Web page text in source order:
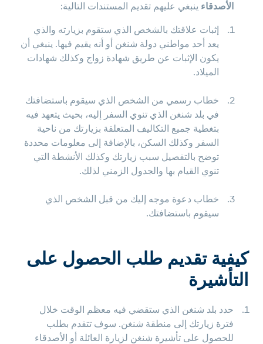
الأصدقاء ينبغي عليهم تقديم المستندات التالية:
إثبات علاقتك بالشخص الذي ستقوم بزيارته والذي
يعد أحد مواطني دولة شنغن أو أنه يقيم فيها. ينبغي أن
يكون الإثبات عن طريق شهادة زواج وكذلك شهادات
الميلاد.
خطاب رسمي من الشخص الذي سيقوم باستضافتك
في بلد شنغن الذي تنوي السفر إليه، بحيث يتعهد فيه
بتغطية جميع التكاليف المتعلقة بزيارتك من ناحية
السفر وكذلك السكن، بالإضافة إلى معلومات محددة
توضح بالتفصيل سبب زيارتك وكذلك الأنشطة التي
تنوي القيام بها والجدول الزمني لذلك.
خطاب دعوة موجه إليك من قبل الشخص الذي
سيقوم باستضافتك.
كيفية تقديم طلب الحصول على
التأشيرة
حدد بلد شنغن الذي ستقضي فيه معظم الوقت خلال
فترة زيارتك إلى منطقة شنغن. سوف تتقدم بطلب
للحصول على تأشيرة شنغن لزيارة العائلة أو الأصدقاء